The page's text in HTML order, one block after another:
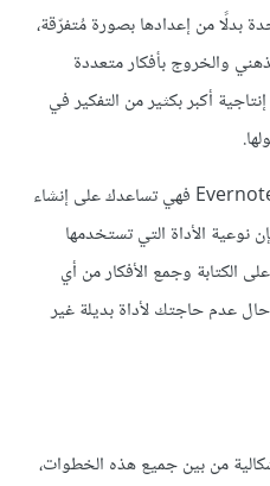
بدلًا من إعدادها بصورة مُتفرّقة،
الذهني والخروج بأفكار متعددة
أكبر بكثير من التفكير في
شخصيًا أنصح باستخدام أداة مثل Evernote فهي تساعدك على إنشاء
نوعية الأداة التي تستخدمها
الكتابة وجمع الأفكار من أي
عدم حاجتك لأداة بديلة غير
من بين جميع هذه الخطوات،